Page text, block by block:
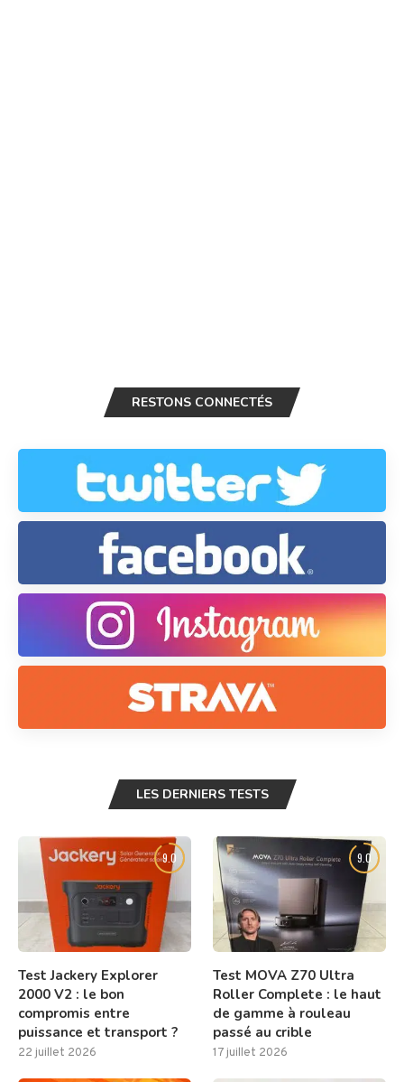
RESTONS CONNECTÉS
LES DERNIERS TESTS
9.0
Test Jackery Explorer
2000 V2 : le bon
compromis entre
puissance et transport ?
22 juillet 2026
9.0
Test MOVA Z70 Ultra
Roller Complete : le haut
de gamme à rouleau
passé au crible
17 juillet 2026